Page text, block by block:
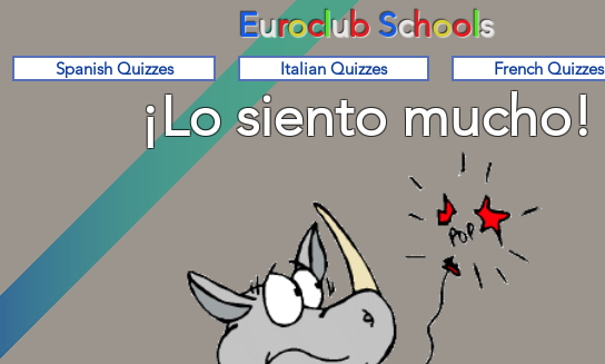
EuroclubSchools
Spanish Quizzes Italian Quizzes French Quizzes
¡Lo siento mucho!